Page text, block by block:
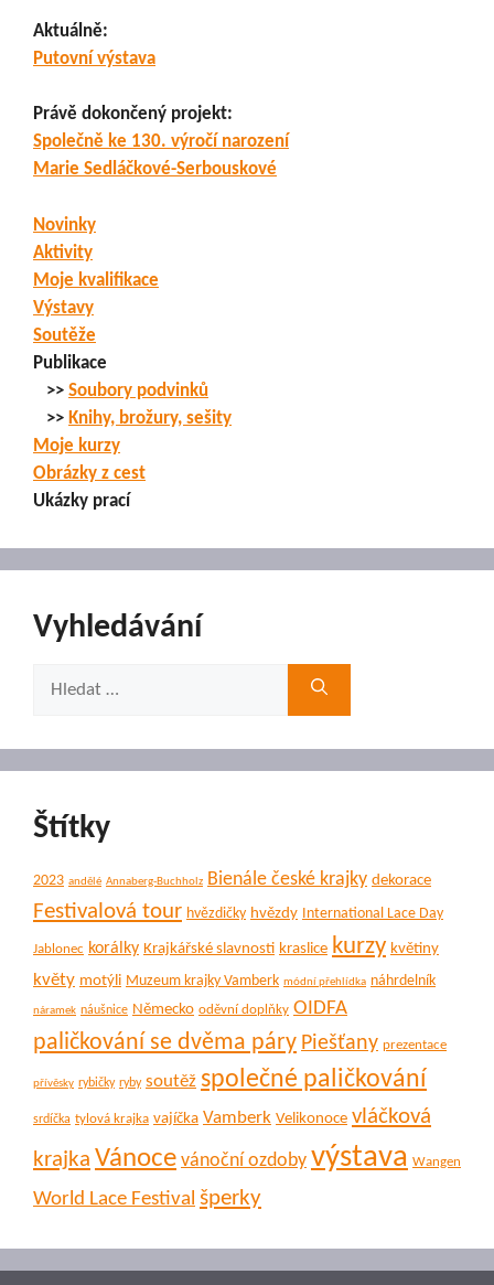
Aktuálně:
Putovní výstava
Právě dokončený projekt:
Společně ke 130. výročí narození
Marie Sedláčkové-Serbouskové
Novinky
Aktivity
Moje kvalifikace
Výstavy
Soutěže
Publikace
>> Soubory podvinků
>> Knihy, brožury, sešity
Moje kurzy
Obrázky z cest
Ukázky prací
Vyhledávání
Štítky
2023 andělé Annaberg-Buchholz Bienále české krajky dekorace
Festivalová tour hvězdičky hvězdy International Lace Day
Jablonec korálky Krajkářské slavnosti kraslice kurzy květiny
květy motýli Muzeum krajky Vamberk módní přehlídka náhrdelník
náramek náušnice Německo oděvní doplňky OIDFA
paličkování se dvěma páry Piešťany prezentace
přívěsky rybičky ryby soutěž společné paličkování
srdíčka tylová krajka vajíčka Vamberk Velikonoce vláčková
krajka Vánoce vánoční ozdoby výstava Wangen
World Lace Festival šperky